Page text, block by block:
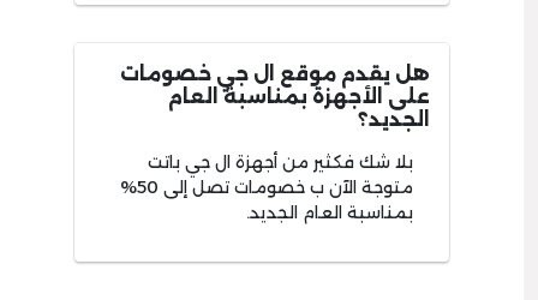
هل يقدم موقع ال جي خصومات
على الأجهزة بمناسبة العام
الجديد؟
بلا شك فكثير من أجهزة ال جي باتت
متوجة الآن ب خصومات تصل إلى 50%
بمناسبة العام الجديد.